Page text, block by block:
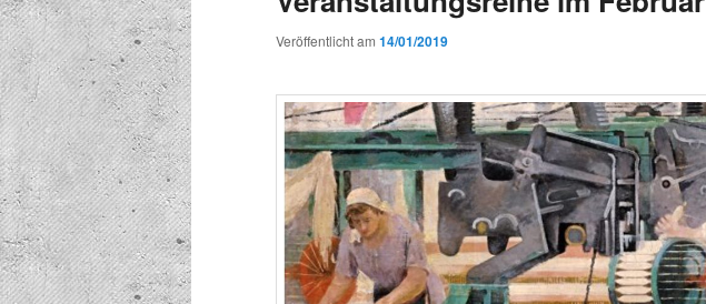
Veröffentlicht am 14/01/2019